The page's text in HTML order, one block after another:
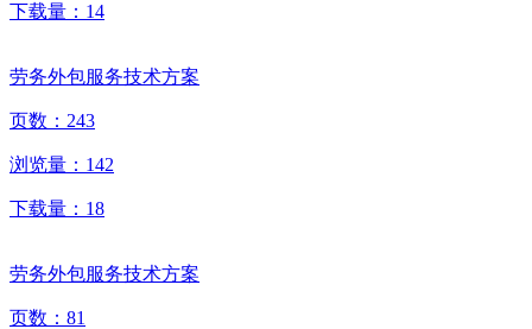
下载量： 14
劳务外包服务技术方案
页数： 243
浏览量： 142
下载量： 18
劳务外包服务技术方案
页数： 81